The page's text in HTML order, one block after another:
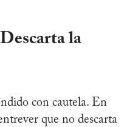
la
con cautela. En
que no descarta